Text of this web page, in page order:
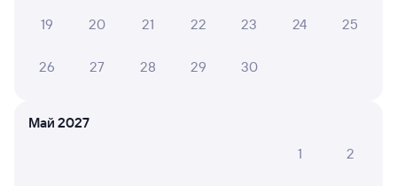
19 20 21 22 23 24 25
26 27 28 29 30
Май 2027
1
2